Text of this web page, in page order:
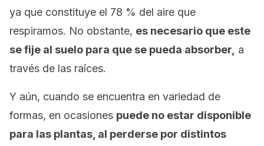
ya que constituye el 78 % del aire que
respiramos. No obstante, es necesario que este
se fije al suelo para que se pueda absorber, a
través de las raíces.
Y aún, cuando se encuentra en variedad de
formas, en ocasiones puede no estar disponible
para las plantas, al perderse por distintos